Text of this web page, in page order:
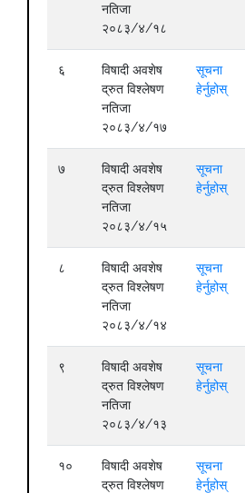
नतिजा
२०८३/४/१८
६
विषादी अवशेष
द्रुत विश्लेषण
नतिजा
२०८३/४/१७
सूचना
हेर्नुहोस्
७
विषादी अवशेष
द्रुत विश्लेषण
नतिजा
२०८३/४/१५
सूचना
हेर्नुहोस्
८
विषादी अवशेष
द्रुत विश्लेषण
नतिजा
२०८३/४/१४
सूचना
हेर्नुहोस्
९
विषादी अवशेष
द्रुत विश्लेषण
नतिजा
२०८३/४/१३
सूचना
हेर्नुहोस्
१०
विषादी अवशेष
द्रुत विश्लेषण
सूचना
हेर्नुहोस्